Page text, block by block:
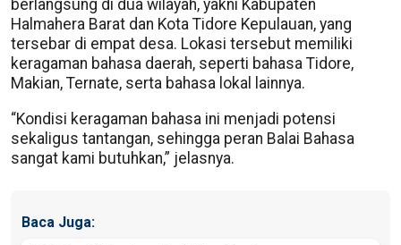
berlangsung di dua wilayah, yakni Kabupaten
Halmahera Barat dan Kota Tidore Kepulauan, yang
tersebar di empat desa. Lokasi tersebut memiliki
keragaman bahasa daerah, seperti bahasa Tidore,
Makian, Ternate, serta bahasa lokal lainnya.
“Kondisi keragaman bahasa ini menjadi potensi
sekaligus tantangan, sehingga peran Balai Bahasa
sangat kami butuhkan,” jelasnya.
Baca Juga: